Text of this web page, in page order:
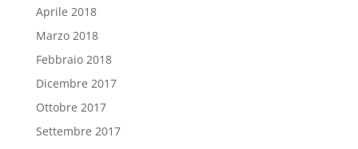
Aprile 2018
Marzo 2018
Febbraio 2018
Dicembre 2017
Ottobre 2017
Settembre 2017